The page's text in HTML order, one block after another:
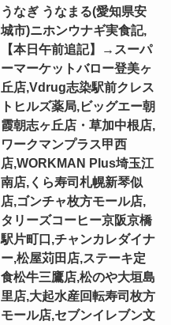
うなぎ うなまる(愛知県安
城市)ニホンウナギ実食記,
【本日午前追記】→スーパ
ーマーケットバロー登美ヶ
丘店,Vdrug志染駅前クレス
トヒルズ薬局,ビッグエー朝
霞朝志ヶ丘店・草加中根店,
ワークマンプラス甲西
店,WORKMAN Plus埼玉江
南店,くら寿司札幌新琴似
店,ゴンチャ枚方モール店,
タリーズコーヒー京阪京橋
駅片町口,チャンカレダイナ
ー,松屋苅田店,ステーキ定
食松牛三鷹店,松のや大垣島
里店,大起水産回転寿司枚方
モール店,セブンイレブン文